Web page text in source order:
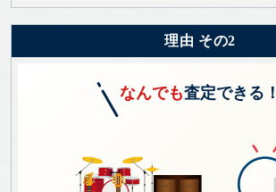
理由 その2
なんでも査定できる！